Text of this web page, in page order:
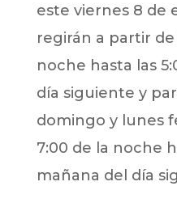
este viernes 8 de
regirán a partir de
noche hasta las
día siguiente y
domingo y lunes
7:00 de la noche
mañana del día